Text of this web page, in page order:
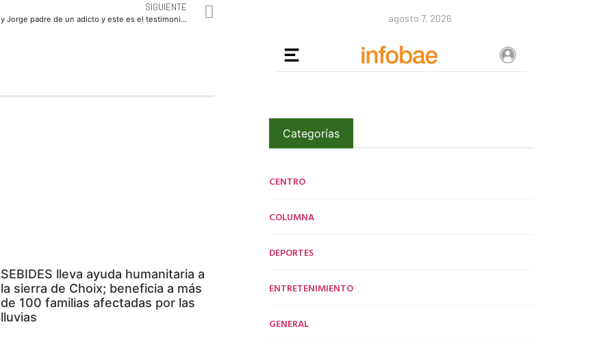
SIGUIENTE
Soy Jorge padre de un adicto y este es el testimonio de como el cristal me arrebato a mi hijo…
SEBIDES lleva ayuda humanitaria a
la sierra de Choix; beneficia a más
de 100 familias afectadas por las
lluvias
agosto 7, 2026
Categorías
CENTRO
COLUMNA
DEPORTES
ENTRETENIMIENTO
GENERAL